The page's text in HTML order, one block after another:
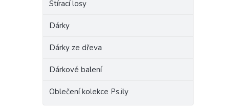
Stírací losy
Dárky
Dárky ze dřeva
Dárkové balení
Oblečení kolekce Ps.ily